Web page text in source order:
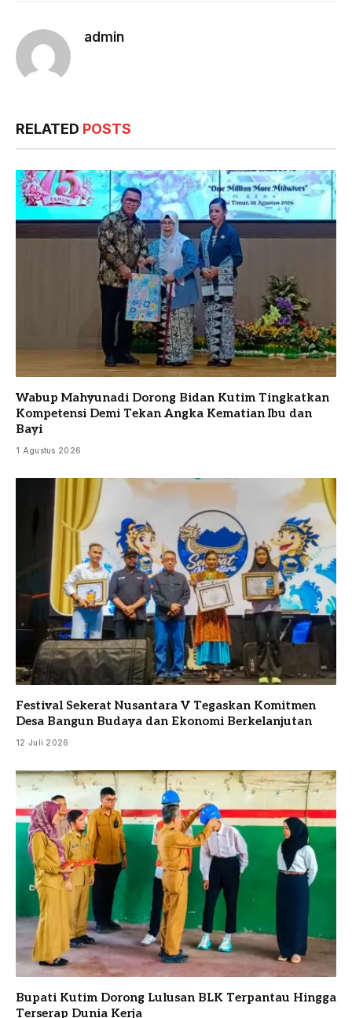
admin
RELATED POSTS
Wabup Mahyunadi Dorong Bidan Kutim Tingkatkan
Kompetensi Demi Tekan Angka Kematian Ibu dan
Bayi
1 Agustus 2026
Festival Sekerat Nusantara V Tegaskan Komitmen
Desa Bangun Budaya dan Ekonomi Berkelanjutan
12 Juli 2026
Bupati Kutim Dorong Lulusan BLK Terpantau Hingga
Terserap Dunia Kerja